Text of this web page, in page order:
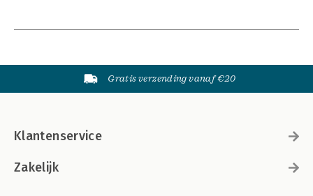
Gratis verzending vanaf €20
Klantenservice
Zakelijk